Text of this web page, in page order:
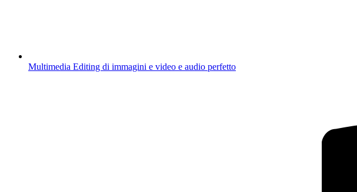
Multimedia Editing di immagini e video e audio perfetto